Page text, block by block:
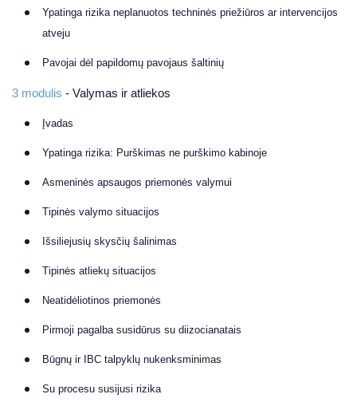
Ypatinga rizika neplanuotos techninės priežiūros ar intervencijos
atveju
Pavojai dėl papildomų pavojaus šaltinių
3 modulis - Valymas ir atliekos
Įvadas
Ypatinga rizika: Purškimas ne purškimo kabinoje
Asmeninės apsaugos priemonės valymui
Tipinės valymo situacijos
Išsiliejusių skysčių šalinimas
Tipinės atliekų situacijos
Neatidėliotinos priemonės
Pirmoji pagalba susidūrus su diizocianatais
Būgnų ir IBC talpyklų nukenksminimas
Su procesu susijusi rizika